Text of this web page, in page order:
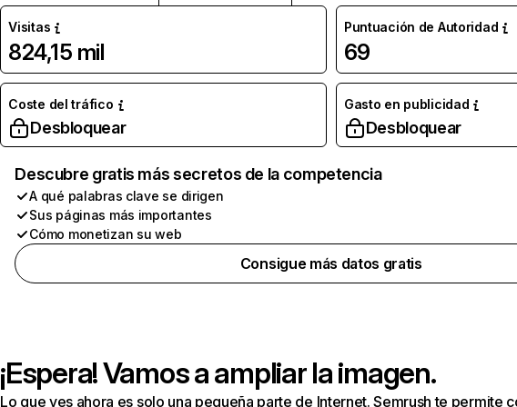
Visitas
824,15 mil
Puntuación de Autoridad
69
Coste del tráfico
Desbloquear
Gasto en publicidad
Desbloquear
Descubre gratis más secretos de la competencia
A qué palabras clave se dirigen
Sus páginas más importantes
Cómo monetizan su web
Consigue más datos gratis
¡Espera! Vamos a ampliar la imagen.
Lo que ves ahora es solo una pequeña parte de Internet. Semrush te permite